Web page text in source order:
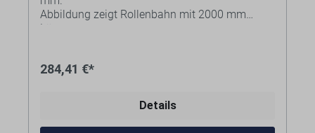
Abbildung zeigt Rollenbahn mit 2000 mm
Länge.
Zuführung von langen Werkstücken.
Ausgewählte Variante:
284,41 €*
Details